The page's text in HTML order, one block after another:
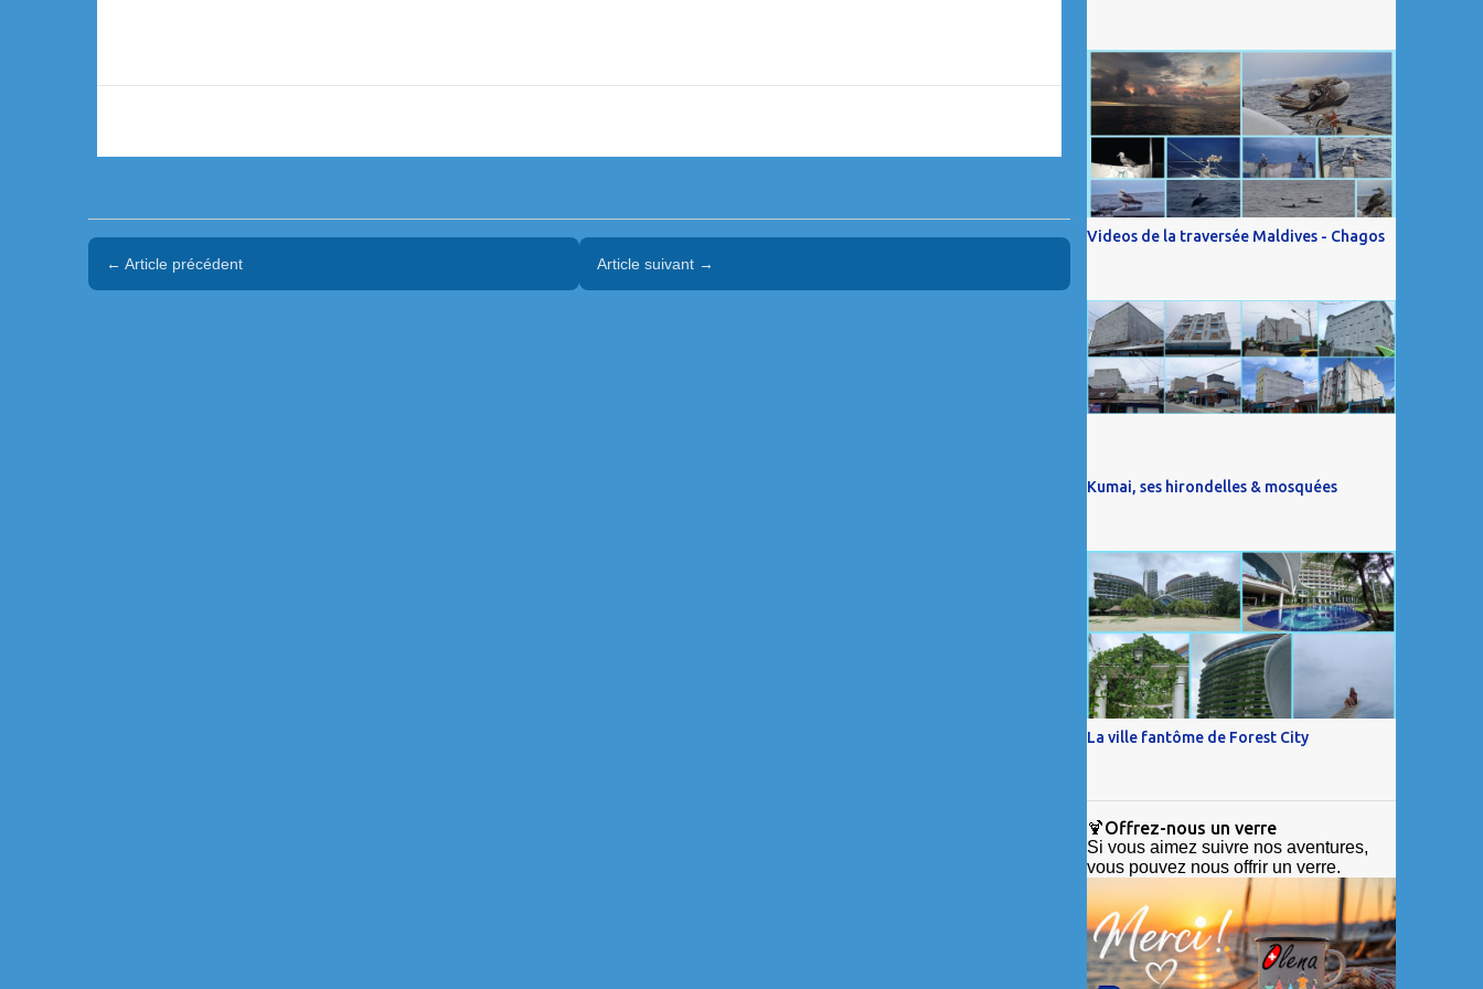
← Article précédent Article suivant →
Videos de la traversée Maldives - Chagos
Kumai, ses hirondelles & mosquées
La ville fantôme de Forest City
🍹Offrez-nous un verre
Si vous aimez suivre nos aventures,
vous pouvez nous offrir un verre.